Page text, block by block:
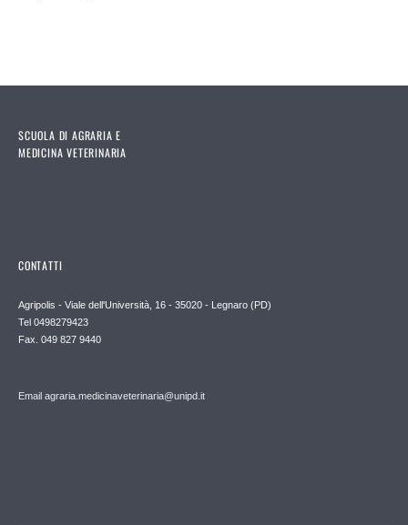
SCUOLA DI AGRARIA E
MEDICINA VETERINARIA
CONTATTI
Agripolis - Viale dell'Università, 16 - 35020 - Legnaro (PD)
Tel 0498279423
Fax. 049 827 9440
Email agraria.medicinaveterinaria@unipd.it